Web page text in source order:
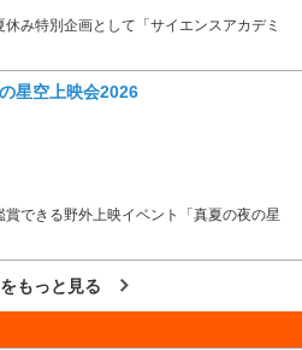
み特別企画として「サイエンスアカデミ
星空上映会2026
できる野外上映イベント「真夏の夜の星
もっと見る